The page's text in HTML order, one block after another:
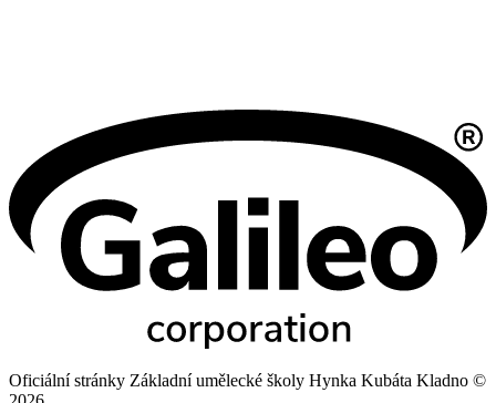
Oficiální stránky Základní umělecké školy Hynka Kubáta Kladno ©